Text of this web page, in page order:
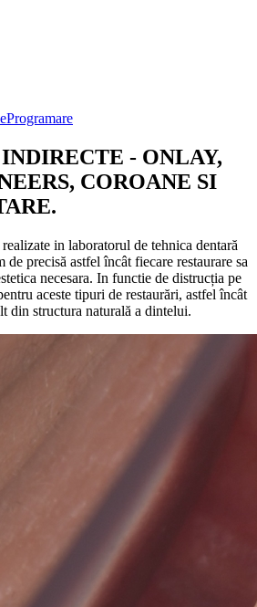
Programare
- ONLAY,
COROANE SI
in laboratorul de tehnica dentară
precisă astfel încât fiecare restaurare sa
necesara. In functie de distrucția pe
aceste tipuri de restaurări, astfel încât
din structura naturală a dintelui.